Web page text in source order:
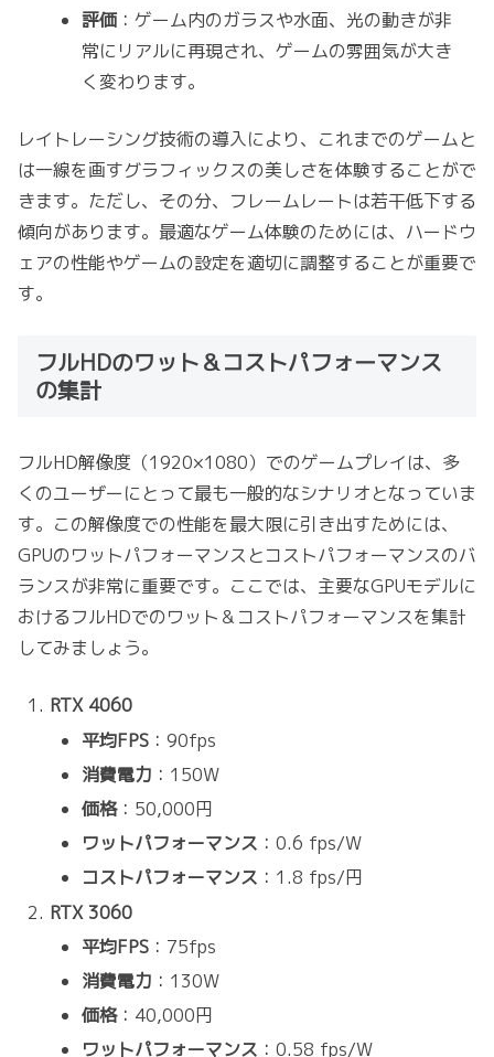
評価：ゲーム内のガラスや水面、光の動きが非
常にリアルに再現され、ゲームの雰囲気が大き
く変わります。
レイトレーシング技術の導入により、これまでのゲームと
は一線を画すグラフィックスの美しさを体験することがで
きます。ただし、その分、フレームレートは若干低下する
傾向があります。最適なゲーム体験のためには、ハードウ
ェアの性能やゲームの設定を適切に調整することが重要で
す。
フルHDのワット＆コストパフォーマンス
の集計
フルHD解像度（1920×1080）でのゲームプレイは、多
くのユーザーにとって最も一般的なシナリオとなっていま
す。この解像度での性能を最大限に引き出すためには、
GPUのワットパフォーマンスとコストパフォーマンスのバ
ランスが非常に重要です。ここでは、主要なGPUモデルに
おけるフルHDでのワット＆コストパフォーマンスを集計
してみましょう。
RTX 4060
平均FPS ：90fps
消費電力 ：150W
価格：50,000円
ワットパフォーマンス ：0.6 fps/W
コストパフォーマンス ：1.8 fps/円
RTX 3060
平均FPS ：75fps
消費電力 ：130W
価格：40,000円
ワットパフォーマンス ：0.58 fps/W